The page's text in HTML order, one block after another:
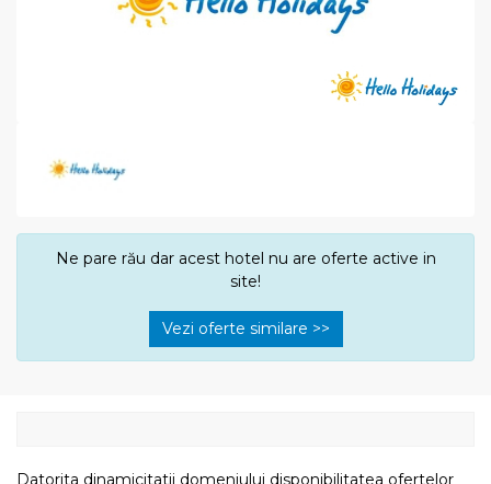
Ne pare rău dar acest hotel nu are oferte active in
site!
Vezi oferte similare >>
Datorita dinamicitatii domeniului disponibilitatea ofertelor